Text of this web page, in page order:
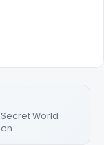
World